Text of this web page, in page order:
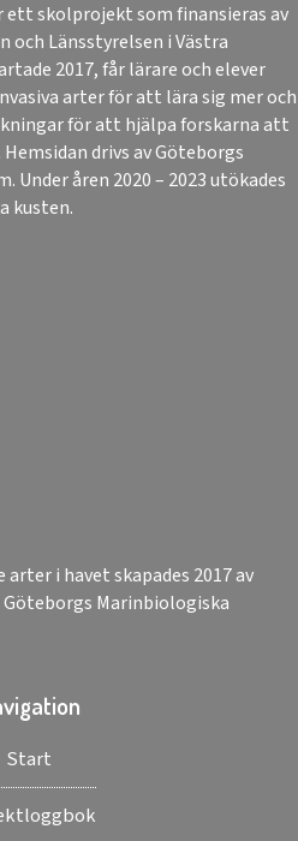
ett skolprojekt som finansieras av
och Länsstyrelsen i Västra
2017, får lärare och elever
arter för att lära sig mer och
för att hjälpa forskarna att
drivs av Göteborgs
åren 2020 – 2023 utökades
kusten.
i havet skapades 2017 av
Marinbiologiska
Start